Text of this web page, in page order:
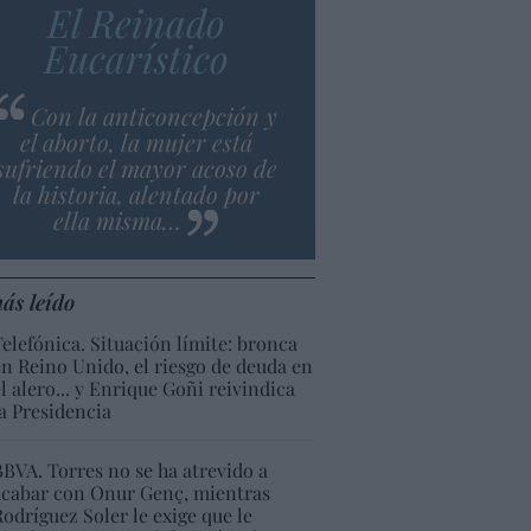
El Reinado
Eucarístico
Con la anticoncepción y
el aborto, la mujer está
el mayor acoso de
la historia, alentado por
ella misma…
leído
Situación límite: bronca
Reino Unido, el riesgo de deuda en
alero... y Enrique Goñi reivindica
Presidencia
Torres no se ha atrevido a
con Onur Genç, mientras
Soler le exige que le